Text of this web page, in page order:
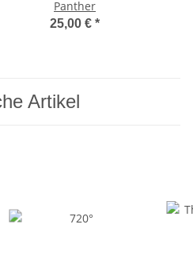
Panther
25,00 € *
Artikel